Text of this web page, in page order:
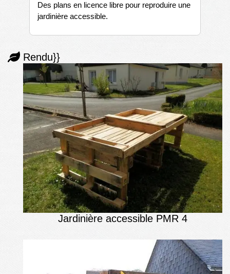
Des plans en licence libre pour reproduire une
jardinière accessible.
Rendu}}
Jardinière accessible PMR 4